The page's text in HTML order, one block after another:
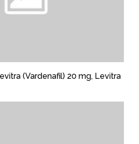
(Vardenafil) 20 mg, Levitra